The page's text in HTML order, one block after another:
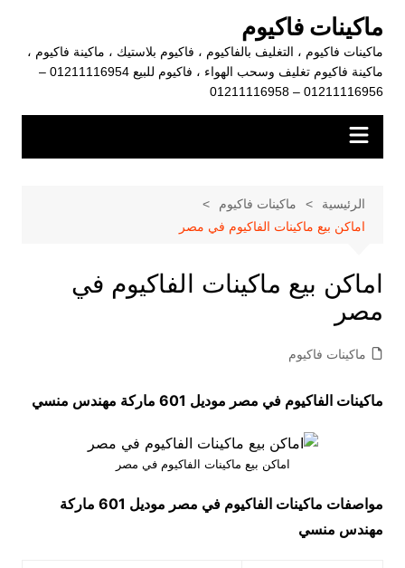
المحتوى
ماكينات فاكيوم
ماكينات فاكيوم ، التغليف بالفاكيوم ، فاكيوم بلاستيك ، ماكينة فاكيوم ،
ماكينة فاكيوم تغليف وسحب الهواء ، فاكيوم للبيع 01211116954 –
01211116956 – 01211116958
الرئيسية
ماكينات فاكيوم
اماكن بيع ماكينات الفاكيوم في مصر
اماكن بيع ماكينات الفاكيوم في
مصر
ماكينات فاكيوم
ماكينات الفاكيوم في مصر موديل 601 ماركة مهندس منسي
اماكن بيع ماكينات الفاكيوم في مصر
مواصفات ماكينات الفاكيوم في مصر
موديل 601 ماركة
مهندس منسي